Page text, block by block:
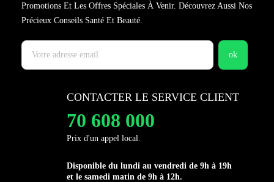
Promotions Et Les Offres Spéciales À Venir. Découvrez Aussi Nos
Précieux Conseils Santé Et Beauté.
CONTACTER LE SERVICE CLIENT
70 608 000
Prix d'un appel local.
Disponible du lundi au vendredi de 9h à 19h
et le samedi matin de 9h à 12h.